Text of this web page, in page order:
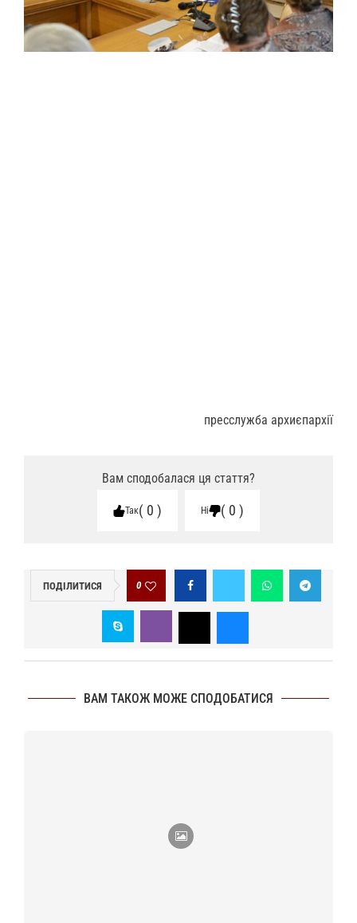
пресслужба архиєпархії
Вам сподобалася ця стаття?
Так 0 Ні 0
ПОДІЛИТИСЯ 0
ВАМ ТАКОЖ МОЖЕ СПОДОБАТИСЯ